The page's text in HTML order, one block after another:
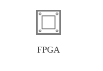
FPGA